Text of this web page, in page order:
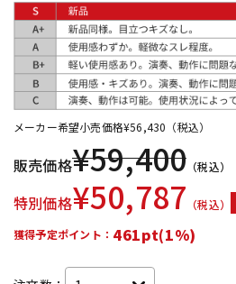
メーカー希望小売価格¥56,430 （税込）
販売価格¥59,400 （税込）
特別価格¥50,787 （税込）
獲得予定ポイント： 461pt(1%)